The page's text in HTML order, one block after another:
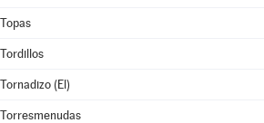
Topas
Tordillos
Tornadizo (El)
Torresmenudas